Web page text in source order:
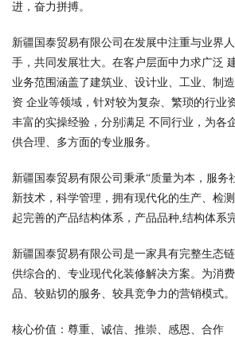
进，奋力拼搏。
新疆国泰贸易有限公司在发展中注重与业界
手，共同发展壮大。在客户层面中力求广泛
业务范围涵盖了建筑业、设计业、工业、制
资 企业等领域，针对较为复杂、繁琐的行业
丰富的实操经验，分别满足 不同行业，为各
供合理、多方面的专业服务。
新疆国泰贸易有限公司秉承“质量为本，服务
新技术，科学管理，拥有现代化的生产、检
起完善的产品结构体系，产品品种,结构体系
新疆国泰贸易有限公司是一家具有完整生态
供综合的、专业现代化装修解决方案。为消
品、较贴切的服务、较具竞争力的营销模式。
核心价值：尊重、诚信、推崇、感恩、合作